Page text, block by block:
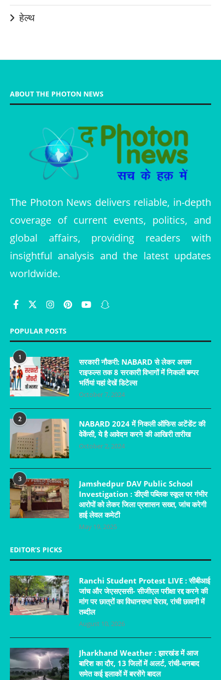
हेल्थ
ABOUT THE PHOTON NEWS
The Photon News delivers reliable, in-depth
coverage of current events, politics, and
global affairs, providing readers with
insightful analysis and the latest updates
worldwide.
POPULAR POSTS
1
सरकारी नौकरी: NABARD से लेकर असम
राइफल्स तक 8 सरकारी विभागों में निकली बम्पर
भर्तियां यहां देखें डिटेल्स
October 7, 2024
2
NABARD 2024 में निकली ऑफिस अटेंडेंट की
वेकेंसी, ये है आवेदन करने की आखिरी तारीख
October 2, 2024
3
Jamshedpur DAV Public School
Investigation : डीएवी पब्लिक स्कूल पर गंभीर
आरोपों को लेकर जिला प्रशासन सख्त, जांच करेगी
हाई लेवल कमेटी
May 19, 2025
EDITOR’S PICKS
Ranchi Student Protest LIVE : सीबीआई
जांच और जेएसएससी- सीजीएल परीक्षा रद्द करने की
मांग पर छात्रों का विधानसभा घेराव, रांची छावनी में
तब्दील
August 10, 2026
Jharkhand Weather : झारखंड में आज
बारिश का दौर, 13 जिलों में अलर्ट, रांची-धनबाद
समेत कई इलाकों में बरसेंगे बादल